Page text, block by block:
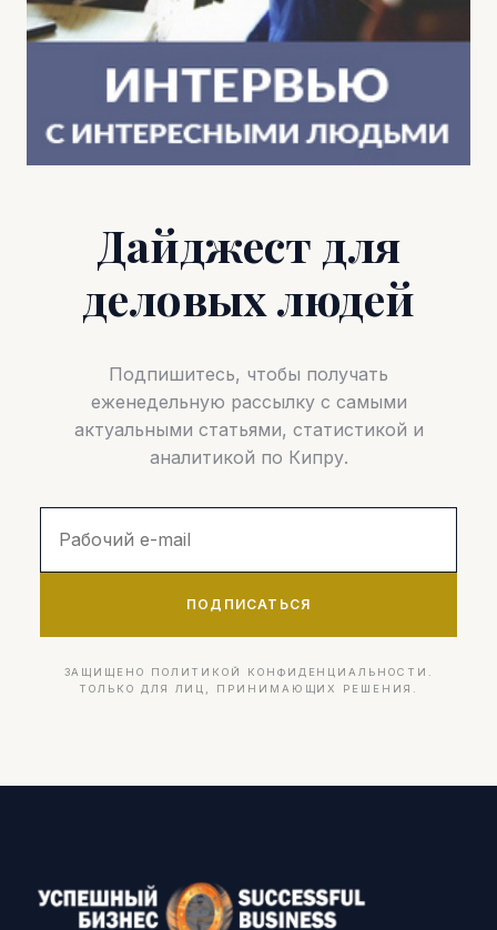
Дайджест для
деловых людей
Подпишитесь, чтобы получать
еженедельную рассылку с самыми
актуальными статьями, статистикой и
аналитикой по Кипру.
ПОДПИСАТЬСЯ
ЗАЩИЩЕНО ПОЛИТИКОЙ КОНФИДЕНЦИАЛЬНОСТИ.
ТОЛЬКО ДЛЯ ЛИЦ, ПРИНИМАЮЩИХ РЕШЕНИЯ.